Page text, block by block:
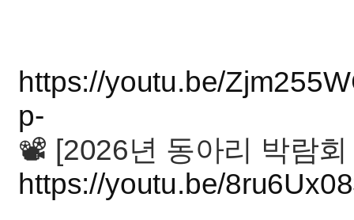
https://youtu.be/
p-
📽 [2026년 동아리 박람
https://youtu.be/